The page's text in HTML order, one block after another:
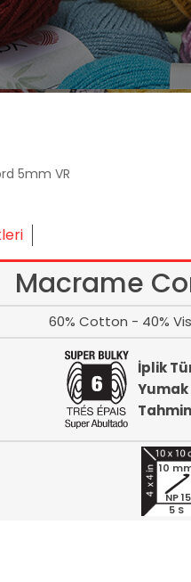
5mm VR
Macrame
60% Cotton - 40%
İplik
Yumak
5 S
10
NP 15